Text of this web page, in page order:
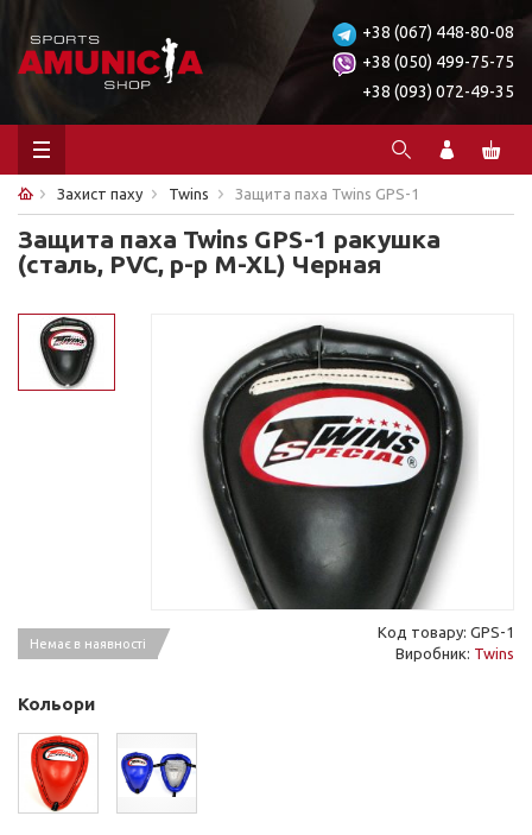
+38 (067) 448-80-08
+38 (050) 499-75-75
+38 (093) 072-49-35
Захист паху Twins Защита паха Twins GPS-1
Защита паха Twins GPS-1 ракушка
(сталь, PVC, р-р M-XL) Черная
Немає в наявності
Код товару: GPS-1
Виробник: Twins
Кольори